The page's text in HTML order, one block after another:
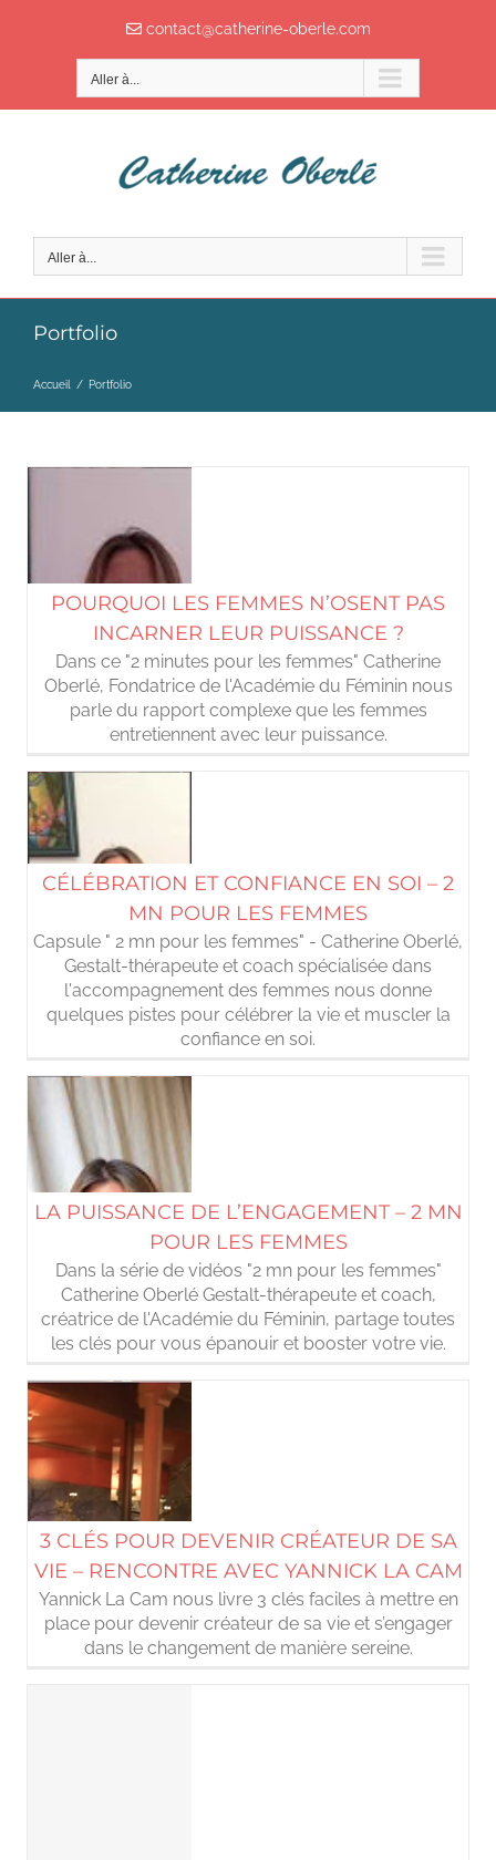
contact@catherine-oberle.com
Aller à...
Aller à...
Portfolio
Accueil / Portfolio
POURQUOI LES FEMMES N’OSENT PAS
INCARNER LEUR PUISSANCE ?
Dans ce "2 minutes pour les femmes" Catherine
Oberlé, Fondatrice de l'Académie du Féminin nous
parle du rapport complexe que les femmes
entretiennent avec leur puissance.
CÉLÉBRATION ET CONFIANCE EN SOI – 2
MN POUR LES FEMMES
Capsule " 2 mn pour les femmes" - Catherine Oberlé,
Gestalt-thérapeute et coach spécialisée dans
l'accompagnement des femmes nous donne
quelques pistes pour célébrer la vie et muscler la
confiance en soi.
LA PUISSANCE DE L’ENGAGEMENT – 2 MN
POUR LES FEMMES
Dans la série de vidéos "2 mn pour les femmes"
Catherine Oberlé Gestalt-thérapeute et coach,
créatrice de l'Académie du Féminin, partage toutes
les clés pour vous épanouir et booster votre vie.
3 CLÉS POUR DEVENIR CRÉATEUR DE SA
VIE – RENCONTRE AVEC YANNICK LA CAM
Yannick La Cam nous livre 3 clés faciles à mettre en
place pour devenir créateur de sa vie et s’engager
dans le changement de manière sereine.